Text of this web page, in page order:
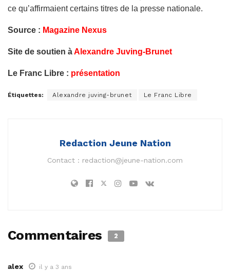
ce qu’affirmaient certains titres de la presse nationale.
Source : Magazine Nexus
Site de soutien àAlexandre Juving-Brunet
Le Franc Libre : présentation
Étiquettes: Alexandre juving-brunet Le Franc Libre
Redaction Jeune Nation
Contact : redaction@jeune-nation.com
Commentaires 2
alex il y a 3 ans